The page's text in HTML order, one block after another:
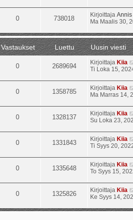
0 738018 KirjoittajaAnnis
Ma Maalis 30,
Vastaukset Luettu
Uusin viesti
0 2689694 KirjoittajaKiia
Ti Loka 15,
0 1358785 KirjoittajaKiia
Ma Marras 14,
0 1328137 KirjoittajaKiia
Su Loka 23,
0 1331843 KirjoittajaKiia
Ti Syys 20,
0 1335648 KirjoittajaKiia
To Syys 15,
0 1325826 KirjoittajaKiia
Ke Syys 14,